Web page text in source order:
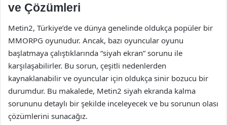
ve Çözümleri
Metin2, Türkiye’de ve dünya genelinde oldukça popüler bir
MMORPG oyunudur. Ancak, bazı oyuncular oyunu
başlatmaya çalıştıklarında “siyah ekran” sorunu ile
karşılaşabilirler. Bu sorun, çeşitli nedenlerden
kaynaklanabilir ve oyuncular için oldukça sinir bozucu bir
durumdur. Bu makalede, Metin2 siyah ekranda kalma
sorununu detaylı bir şekilde inceleyecek ve bu sorunun olası
çözümlerini sunacağız.